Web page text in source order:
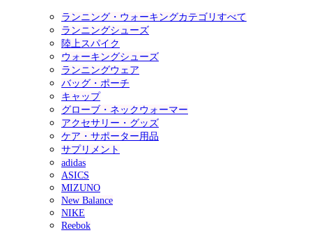
ランニング・ウォーキングカテゴリすべて
ランニングシューズ
陸上スパイク
ウォーキングシューズ
ランニングウェア
バッグ・ポーチ
キャップ
グローブ・ネックウォーマー
アクセサリー・グッズ
ケア・サポーター用品
サプリメント
adidas
ASICS
MIZUNO
New Balance
NIKE
Reebok